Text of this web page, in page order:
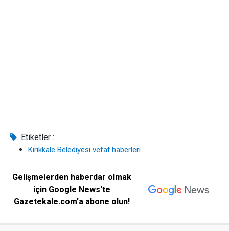
Etiketler :
Kırıkkale Belediyesi vefat haberleri
Gelişmelerden haberdar olmak
için Google News'te
Gazetekale.com'a abone olun!